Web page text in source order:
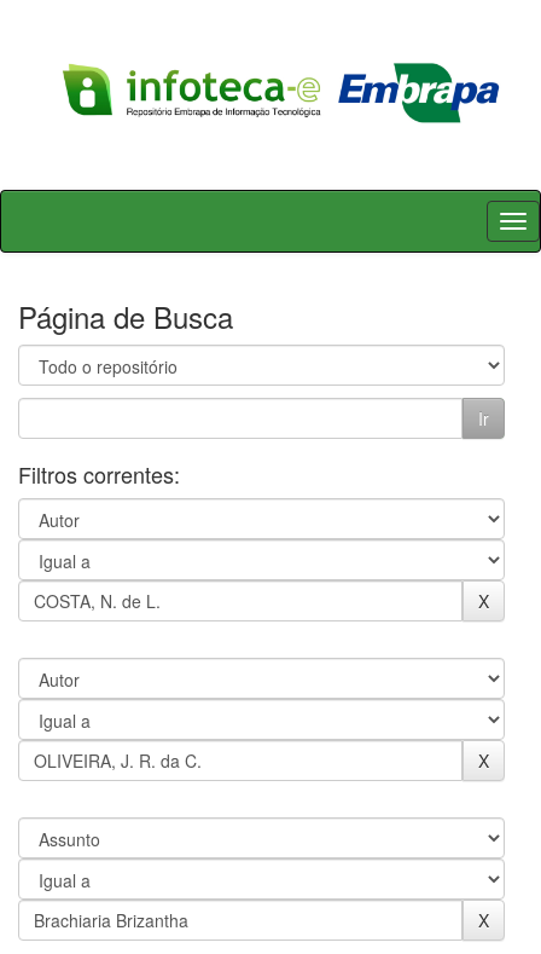
Skip
Página de Busca
Filtros correntes: